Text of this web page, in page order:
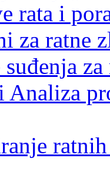
rata i
za ratne
suđenja
Analiza